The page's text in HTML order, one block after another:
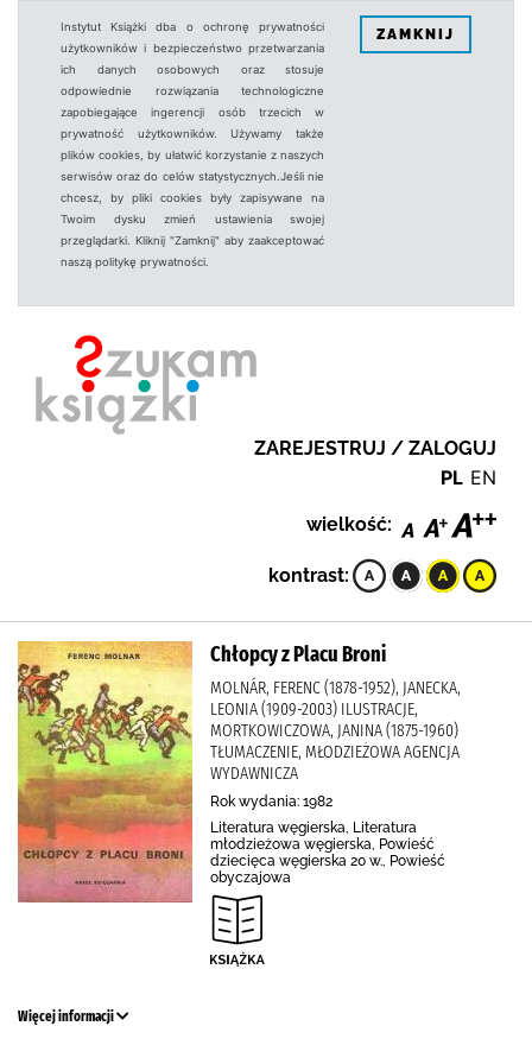
Instytut Książki dba o ochronę prywatności
użytkowników i bezpieczeństwo przetwarzania
ich danych osobowych oraz stosuje
odpowiednie rozwiązania technologiczne
zapobiegające ingerencji osób trzecich w
prywatność użytkowników. Używamy także
plików cookies, by ułatwić korzystanie z naszych
serwisów oraz do celów statystycznych.Jeśli nie
chcesz, by pliki cookies były zapisywane na
Twoim dysku zmień ustawienia swojej
przeglądarki. Kliknij "Zamknij" aby zaakceptować
naszą politykę prywatności.
ZAMKNIJ
ZAREJESTRUJ / ZALOGUJ
PL EN
wielkość:
kontrast:
Chłopcy z Placu Broni
MOLNÁR, FERENC (1878-1952), JANECKA,
LEONIA (1909-2003) ILUSTRACJE,
MORTKOWICZOWA, JANINA (1875-1960)
TŁUMACZENIE, MŁODZIEŻOWA AGENCJA
WYDAWNICZA
Rok wydania: 1982
Literatura węgierska, Literatura
młodzieżowa węgierska, Powieść
dziecięca węgierska 20 w., Powieść
obyczajowa
Więcej informacji